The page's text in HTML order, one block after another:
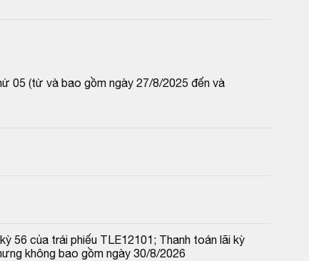
05 (từ và bao gồm ngày 27/8/2025 đến và
56 của trái phiếu TLE12101; Thanh toán lãi kỳ
không bao gồm ngày 30/8/2026